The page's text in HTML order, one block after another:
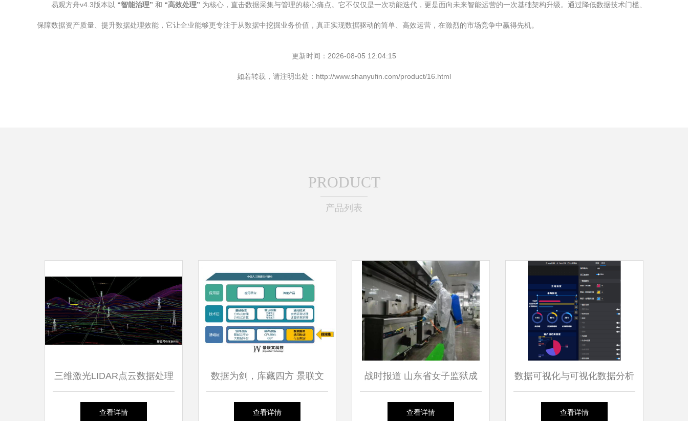
易观方舟v4.3版本以 “智能治理” 和 “高效处理” 为核心，直击数据采集与管理的核心痛点。它不仅仅是一次功能迭代，更是面向未来智能运营的一次基础架构升级。通过降低数据技术门槛、
保障数据资产质量、提升数据处理效能，它让企业能够更专注于从数据中挖掘业务价值，真正实现数据驱动的简单、高效运营，在激烈的市场竞争中赢得先机。
更新时间：2026-08-05 12:04:15
如若转载，请注明出处：http://www.shanyufin.com/product/16.html
PRODUCT
产品列表
三维激光LIDAR点云数据处理
为智慧应用点亮精准之眼
查看详情
数据为剑，库藏四方 景联文
科技以自有数据库构建数据服
查看详情
战时报道 山东省女子监狱成
功开展冷链食品新冠肺炎疫情
查看详情
数据可视化与可视化数据分析
服务 赋能客户服务管理新高
查看详情